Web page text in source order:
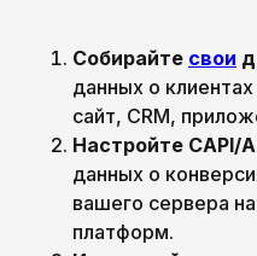
Собирайте свои
данных о
сайт, CRM,
Настройте CAPI/
данных о
вашего сервера
платформ.